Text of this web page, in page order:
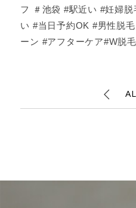
フ ＃池袋 #駅近い #妊婦
い #当日予約OK #男性脱
ーン #アフターケア#W脱